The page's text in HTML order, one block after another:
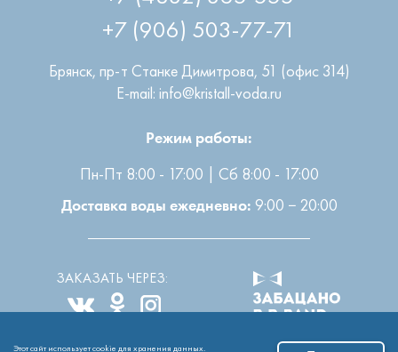
+7 (906) 503-77-71
Брянск
пр-т Станке Димитрова, 51 (офис 314)
E-mail: info@kristall-voda.ru
Режим работы:
Пн-Пт 8:00 - 17:00 | Сб 8:00 - 17:00
Доставка воды ежедневно: 9:00 − 20:00
ЗАКАЗАТЬ ЧЕРЕЗ:
Этот сайт использует cookie для хранения данных.